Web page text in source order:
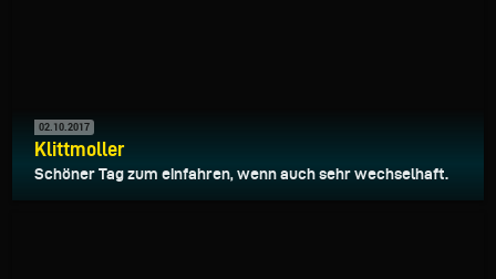
02.10.2017
Klittmoller
Schöner Tag zum einfahren, wenn auch sehr wechselhaft.